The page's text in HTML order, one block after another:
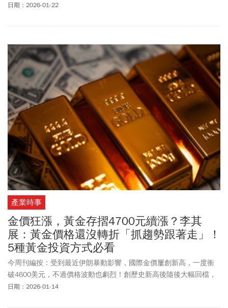
日期：2026-01-22
產業時事
金價狂漲，黃金存摺4700元續漲？李其
展：黃金價格還沒轉折「抓趨勢跟著走」！
5種黃金投資方式必看
今周刊編按：受到最近伊朗暴動影響，國際金價屢創新高，一度衝
破4600美元，不過價格波動也劇烈！創歷史新高後隨後大幅回檔，
最低4,569.65 美元。不過地緣關係的不穩定，黃金利多依舊存在，
日期：2026-01-14